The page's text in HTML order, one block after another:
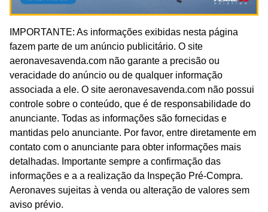
IMPORTANTE: As informações exibidas nesta página
fazem parte de um anúncio publicitário. O site
aeronavesavenda.com não garante a precisão ou
veracidade do anúncio ou de qualquer informação
associada a ele. O site aeronavesavenda.com não possui
controle sobre o conteúdo, que é de responsabilidade do
anunciante. Todas as informações são fornecidas e
mantidas pelo anunciante. Por favor, entre diretamente em
contato com o anunciante para obter informações mais
detalhadas. Importante sempre a confirmação das
informações e a a realização da Inspeção Pré-Compra.
Aeronaves sujeitas à venda ou alteração de valores sem
aviso prévio.